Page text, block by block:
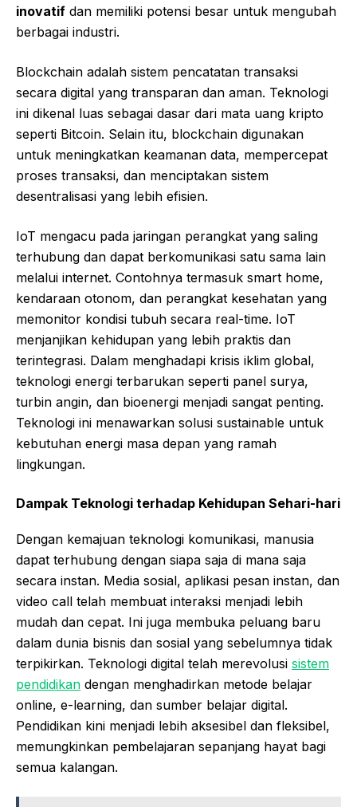
inovatif dan memiliki potensi besar untuk mengubah
berbagai industri.
Blockchain adalah sistem pencatatan transaksi
secara digital yang transparan dan aman. Teknologi
ini dikenal luas sebagai dasar dari mata uang kripto
seperti Bitcoin. Selain itu, blockchain digunakan
untuk meningkatkan keamanan data, mempercepat
proses transaksi, dan menciptakan sistem
desentralisasi yang lebih efisien.
IoT mengacu pada jaringan perangkat yang saling
terhubung dan dapat berkomunikasi satu sama lain
melalui internet. Contohnya termasuk smart home,
kendaraan otonom, dan perangkat kesehatan yang
memonitor kondisi tubuh secara real-time. IoT
menjanjikan kehidupan yang lebih praktis dan
terintegrasi. Dalam menghadapi krisis iklim global,
teknologi energi terbarukan seperti panel surya,
turbin angin, dan bioenergi menjadi sangat penting.
Teknologi ini menawarkan solusi sustainable untuk
kebutuhan energi masa depan yang ramah
lingkungan.
Dampak Teknologi terhadap Kehidupan Sehari-hari
Dengan kemajuan teknologi komunikasi, manusia
dapat terhubung dengan siapa saja di mana saja
secara instan. Media sosial, aplikasi pesan instan, dan
video call telah membuat interaksi menjadi lebih
mudah dan cepat. Ini juga membuka peluang baru
dalam dunia bisnis dan sosial yang sebelumnya tidak
terpikirkan. Teknologi digital telah merevolusi sistem
pendidikan dengan menghadirkan metode belajar
online, e-learning, dan sumber belajar digital.
Pendidikan kini menjadi lebih aksesibel dan fleksibel,
memungkinkan pembelajaran sepanjang hayat bagi
semua kalangan.